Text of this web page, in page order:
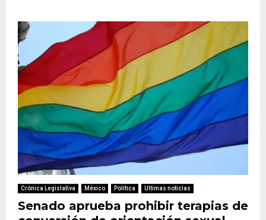
Crónica Legislativa México Política Ultimas noticias
Senado aprueba prohibir terapias de